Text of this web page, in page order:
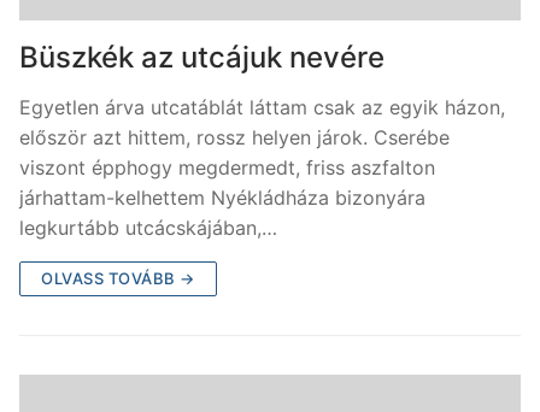
Büszkék az utcájuk nevére
Egyetlen árva utcatáblát láttam csak az egyik házon,
először azt hittem, rossz helyen járok. Cserébe
viszont épphogy megdermedt, friss aszfalton
járhattam-kelhettem Nyékládháza bizonyára
legkurtább utcácskájában,…
OLVASS TOVÁBB →